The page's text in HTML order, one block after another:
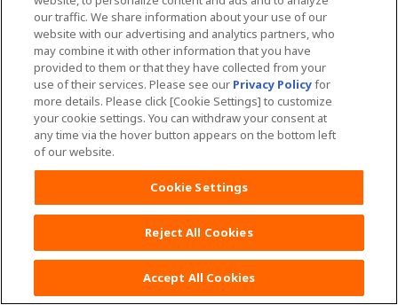
の違いや陣痛・出産が近い時のサイン
も紹介
妊娠週数・出産予定日までの妊娠スケ
ジュール早見表！数え方、母体の変化
を解説
【医師監修】妊娠初期は下痢になりや
すい？その理由と対策、注意すべき症
状を解説
our traffic. We share information about your use of our
website with our advertising and analytics partners, who
may combine it with other information that you have
provided to them or that they have collected from your
use of their services. Please see our Privacy Policyfor
more details. Please click [Cookie Settings] to customize
your cookie settings. You can withdraw your consent at
any time via the hover button appears on the bottom left
of our website.
Cookie Settings
Reject All Cookies
Accept All Cookies